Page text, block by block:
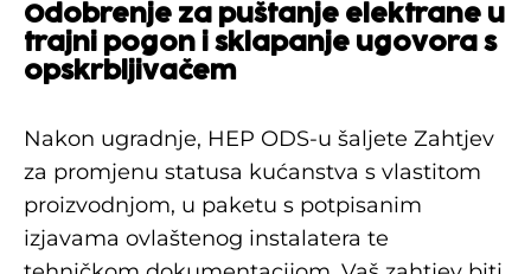
Odobrenje za puštanje elektrane u
trajni pogon i sklapanje ugovora s
opskrbljivačem
Nakon ugradnje, HEP ODS-u šaljete Zahtjev
za promjenu statusa kućanstva s vlastitom
proizvodnjom, u paketu s potpisanim
izjavama ovlaštenog instalatera te